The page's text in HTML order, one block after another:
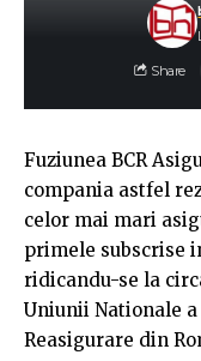
Share
Fuziunea BCR
compania astfel
celor mai mari
primele subscrise
ridicandu-se la
Uniunii Nationale
Reasigurare din